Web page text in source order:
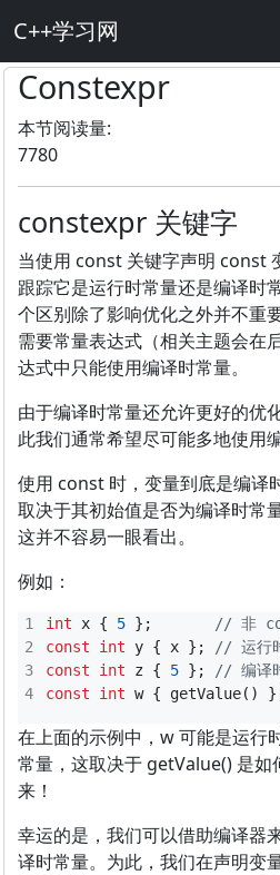
C++学习网
Constexpr
本节阅读量:
7780
constexpr 关键字
当使用 const 关键字声明 const
跟踪它是运行时常量还是编译时
个区别除了影响优化之外并不重
需要常量表达式（相关主题会在
达式中只能使用编译时常量。
由于编译时常量还允许更好的优
此我们通常希望尽可能多地使用
使用 const 时，变量到底是编译
取决于其初始值是否为编译时常
这并不容易一眼看出。
例如：
3
4
int x { 5 };
const
int y { x };
const
int z { 5 };
const
int w { getValue()
在上面的示例中，w 可能是运行
常量，这取决于 getValue() 是如
来！
幸运的是，我们可以借助编译器
译时常量。为此，我们在声明变